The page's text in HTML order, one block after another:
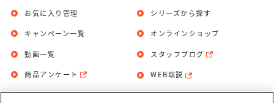
お気に入り管理 シリーズから探す
キャンペーン一覧
動画一覧
商品アンケート
オンラインショップ
スタッフブログ
WEB取説